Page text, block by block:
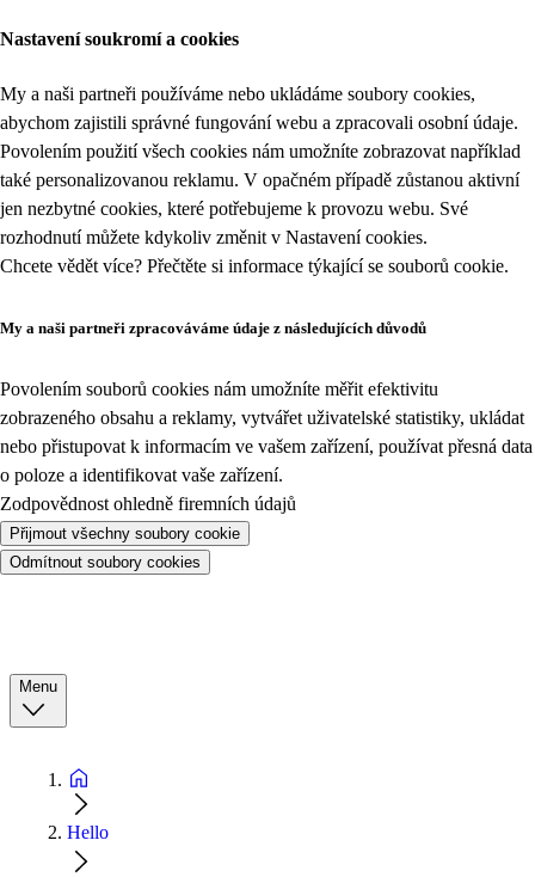
Nastavení soukromí a cookies
My a naši partneři používáme nebo ukládáme soubory cookies,
abychom zajistili správné fungování webu a zpracovali osobní údaje.
Povolením použití všech cookies nám umožníte zobrazovat například
také personalizovanou reklamu. V opačném případě zůstanou aktivní
jen nezbytné cookies, které potřebujeme k provozu webu. Své
rozhodnutí můžete kdykoliv změnit v Nastavení cookies.
Chcete vědět více? Přečtěte si informace týkající se souborů cookie.
My a naši partneři zpracováváme údaje z následujících důvodů
Povolením souborů cookies nám umožníte měřit efektivitu
zobrazeného obsahu a reklamy, vytvářet uživatelské statistiky, ukládat
nebo přistupovat k informacím ve vašem zařízení, používat přesná data
o poloze a identifikovat vaše zařízení.
Zodpovědnost ohledně firemních údajů
Přijmout všechny soubory cookie
Odmítnout soubory cookies
Menu
Hello